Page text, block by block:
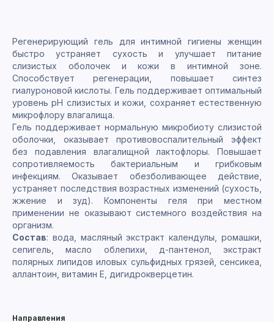
Регенерирующий гель для интимной гигиены женщин
быстро устраняет сухость и улучшает питание
слизистых оболочек и кожи в интимной зоне.
Способствует регенерации, повышает синтез
гиалуроновой кислоты. Гель поддерживает оптимальный
уровень pH слизистых и кожи, сохраняет естественную
микрофлору влагалища.
Гель поддерживает нормальную микробиоту слизистой
оболочки, оказывает противовоспалительный эффект
без подавления влагалищной лактофлоры. Повышает
сопротивляемость бактериальным и грибковым
инфекциям. Оказывает обезболивающее действие,
устраняет последствия возрастных изменений (сухость,
жжение и зуд). Компоненты геля при местном
применении не оказывают системного воздействия на
организм.
Состав: вода, масляный экстракт календулы, ромашки,
сепигель, масло облепихи, д-пантенол, экстракт
полярных липидов иловых сульфидных грязей, сенсикеа,
аллантоин, витамин Е, дигидрокверцетин.
Направления